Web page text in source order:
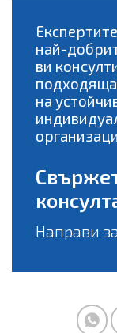
най-
ви
на
Направи